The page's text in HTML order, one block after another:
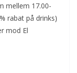
mellem 17.00-
rabat på drinks)
mod El